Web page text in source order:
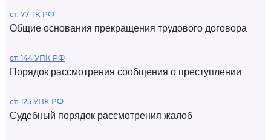
ст. 77 ТК РФ
Общие основания прекращения трудового договора
ст. 144 УПК РФ
Порядок рассмотрения сообщения о преступлении
ст. 125 УПК РФ
Судебный порядок рассмотрения жалоб